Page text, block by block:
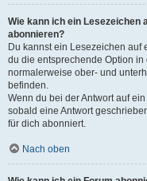
Wie kann ich ein Lesezeichen
abonnieren?
Du kannst ein Lesezeichen auf
du die entsprechende Option in
normalerweise ober- und
befinden.
Wenn du bei der Antwort auf
sobald eine Antwort
für dich abonniert.
Nach oben